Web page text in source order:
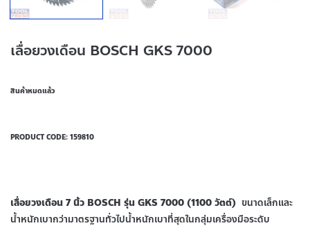
เลื่อยวงเดือน BOSCH GKS 7000
สินค้าหมดแล้ว
PRODUCT CODE: 159810
เลื่อยวงเดือน 7 นิ้ว BOSCH รุ่น GKS 7000 (1100 วัตต์) ขนาดเล็กและ
น้ำหนักเบากว่ามาตรฐานทั่วไปน้ำหนักเบาที่สุดในกลุ่มเครื่องมือระดับ